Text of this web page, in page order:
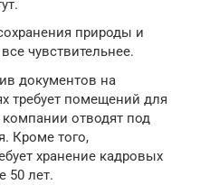
природы и
чувствительнее.
документов на
требует помещений для
отводят под
Кроме того,
хранение кадровых
50 лет.